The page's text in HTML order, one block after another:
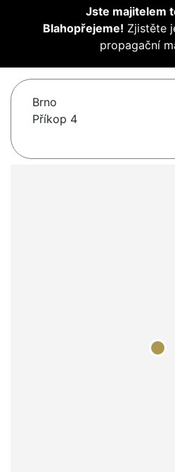
Jste majitelem
Blahopřejeme! Zjistěte
propagační
Brno
Příkop 4